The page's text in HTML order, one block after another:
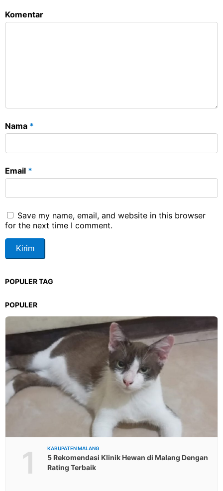
Komentar
Nama *
Email *
Save my name, email, and website in this browser
for the next time I comment.
POPULER TAG
POPULER
1 KABUPATEN MALANG
5 Rekomendasi Klinik Hewan di Malang Dengan
Rating Terbaik